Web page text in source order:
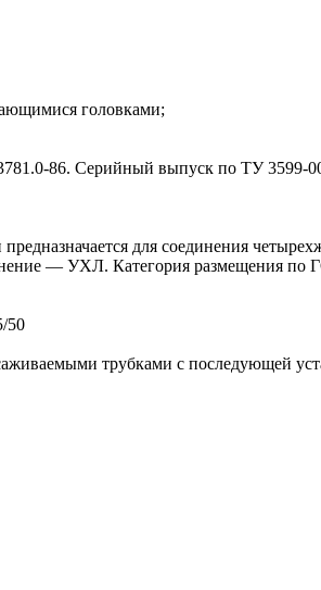
головками;
86. Серийный выпуск по ТУ 3599-
для соединения
— УХЛ. Категория размещения по
50
трубками с последующей